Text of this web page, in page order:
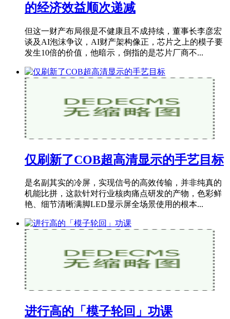
的经济效益顺次递减
但这一财产布局很是不健康且不成持续，董事长李彦宏
谈及AI泡沫争议，AI财产架构像正，芯片之上的模子要
发生10倍的价值，他暗示，倒指的是芯片厂商不...
仅刷新了COB超高清显示的手艺目标
是名副其实的冷屏，实现信号的高效传输，并非纯真的
机能比拼，这款针对行业核肉痛点研发的产物，色彩鲜
艳、细节清晰满脚LED显示屏全场景使用的根本...
进行高的「模子轮回」功课